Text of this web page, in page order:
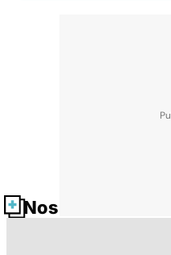
Nos fiches santé